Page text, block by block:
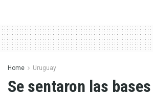
Home Uruguay
Se sentaron las